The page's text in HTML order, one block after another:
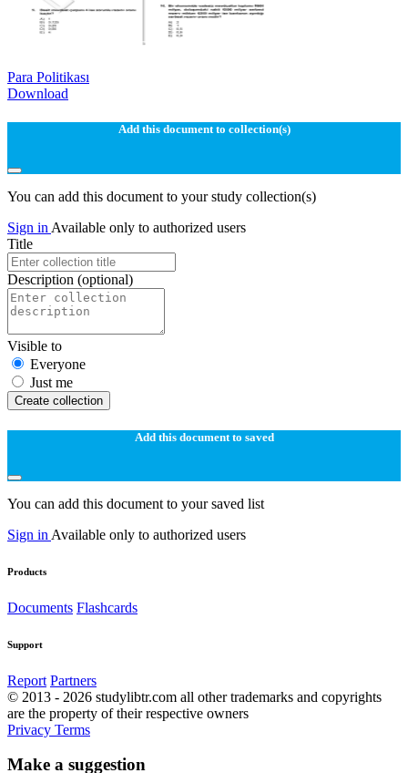
Para Politikası
Download
Add this document to collection(s)
You can add this document to your study collection(s)
Sign in Available only to authorized users
Title
Description (optional)
Visible to
Everyone
Just me
Create collection
Add this document to saved
You can add this document to your saved list
Sign in Available only to authorized users
Products
Documents Flashcards
Support
Report Partners
© 2013 - 2026 studylibtr.com all other trademarks and copyrights
are the property of their respective owners
Privacy Terms
Make a suggestion